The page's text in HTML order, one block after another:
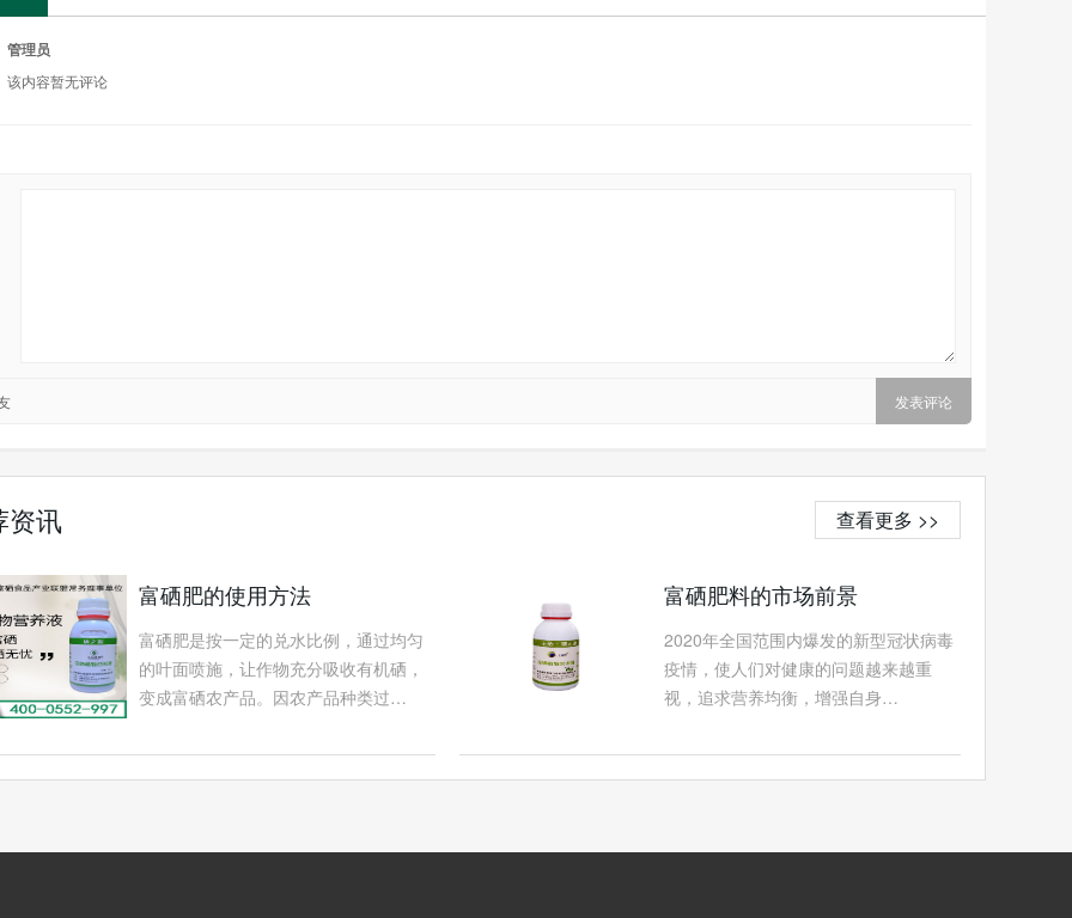
管理员
该内容暂无评论
查看更多 >>
资讯
富硒肥的使用方法
富硒肥是按一定的兑水比例，通过均匀
的叶面喷施，让作物充分吸收有机硒，
变成富硒农产品。因农产品种类过…
富硒肥料的市场前景
2020年全国范围内爆发的新型冠状病毒
疫情，使人们对健康的问题越来越重
视，追求营养均衡，增强自身…